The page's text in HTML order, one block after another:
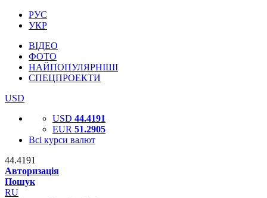
РУС
УКР
ВІДЕО
ФОТО
НАЙПОПУЛЯРНІШІ
СПЕЦПРОЕКТИ
USD
USD 44.4191
EUR 51.2905
Всі курси валют
44.4191
Авторизація
Пошук
RU